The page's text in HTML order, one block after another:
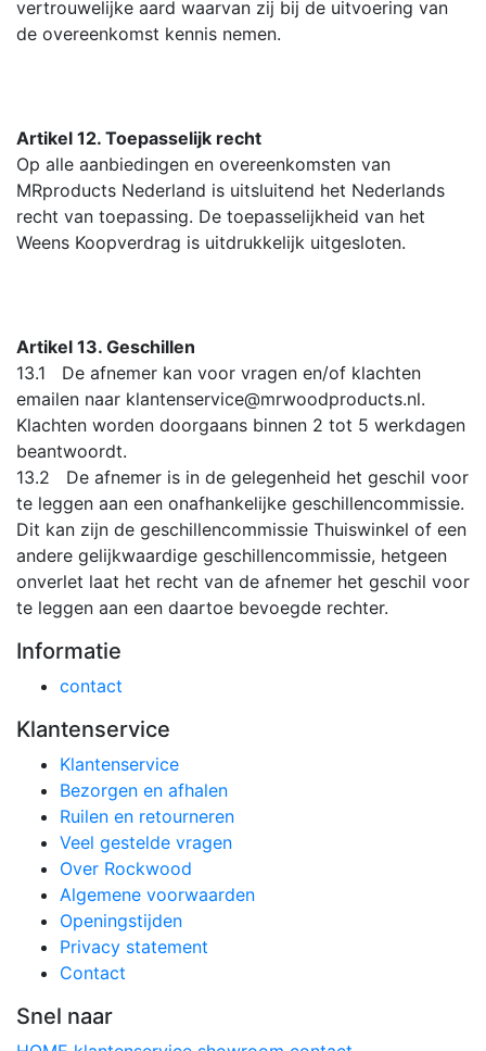
vertrouwelijke aard waarvan zij bij de uitvoering van
de overeenkomst kennis nemen.
Artikel 12. Toepasselijk recht
Op alle aanbiedingen en overeenkomsten van
MRproducts Nederland is uitsluitend het Nederlands
recht van toepassing. De toepasselijkheid van het
Weens Koopverdrag is uitdrukkelijk uitgesloten.
Artikel 13. Geschillen
13.1 De afnemer kan voor vragen en/of klachten
emailen naar klantenservice@mrwoodproducts.nl.
Klachten worden doorgaans binnen 2 tot 5 werkdagen
beantwoordt.
13.2 De afnemer is in de gelegenheid het geschil voor
te leggen aan een onafhankelijke geschillencommissie.
Dit kan zijn de geschillencommissie Thuiswinkel of een
andere gelijkwaardige geschillencommissie, hetgeen
onverlet laat het recht van de afnemer het geschil voor
te leggen aan een daartoe bevoegde rechter.
Informatie
contact
Klantenservice
Klantenservice
Bezorgen en afhalen
Ruilen en retourneren
Veel gestelde vragen
Over Rockwood
Algemene voorwaarden
Openingstijden
Privacy statement
Contact
Snel naar